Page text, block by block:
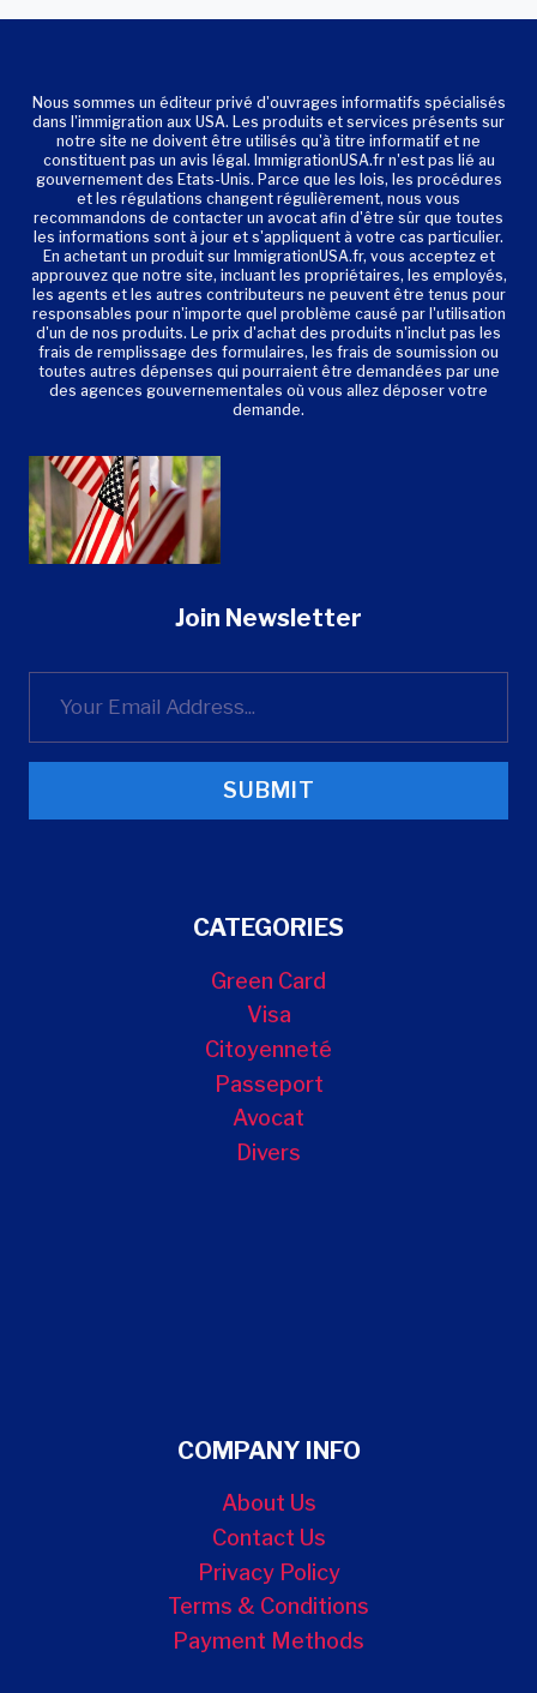
Nous sommes un éditeur privé d'ouvrages informatifs spécialisés
dans l'immigration aux USA. Les produits et services présents sur
notre site ne doivent être utilisés qu'à titre informatif et ne
constituent pas un avis légal. ImmigrationUSA.fr n'est pas lié au
gouvernement des Etats-Unis. Parce que les lois, les procédures
et les régulations changent régulièrement, nous vous
recommandons de contacter un avocat afin d'être sûr que toutes
les informations sont à jour et s'appliquent à votre cas particulier.
En achetant un produit sur ImmigrationUSA.fr, vous acceptez et
approuvez que notre site, incluant les propriétaires, les employés,
les agents et les autres contributeurs ne peuvent être tenus pour
responsables pour n'importe quel problème causé par l'utilisation
d'un de nos produits. Le prix d'achat des produits n'inclut pas les
frais de remplissage des formulaires, les frais de soumission ou
toutes autres dépenses qui pourraient être demandées par une
des agences gouvernementales où vous allez déposer votre
demande.
Join Newsletter
SUBMIT
CATEGORIES
Green Card
Visa
Citoyenneté
Passeport
Avocat
Divers
COMPANY INFO
About Us
Contact Us
Privacy Policy
Terms & Conditions
Payment Methods